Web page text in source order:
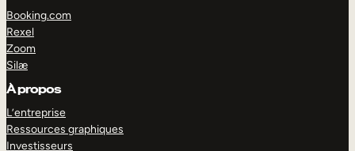
Booking.com
Rexel
Zoom
Silæ
À propos
L’entreprise
Ressources graphiques
Investisseurs